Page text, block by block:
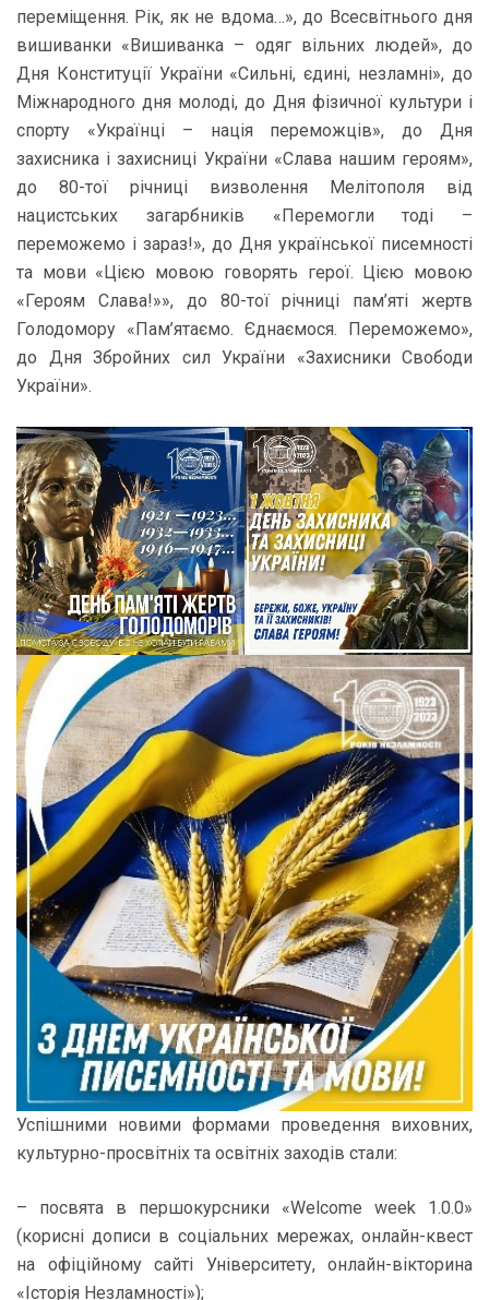
переміщення. Рік, як не вдома…», до Всесвітнього дня
вишиванки «Вишиванка – одяг вільних людей», до
Дня Конституції України «Сильні, єдині, незламні», до
Міжнародного дня молоді, до Дня фізичної культури і
спорту «Українці – нація переможців», до Дня
захисника і захисниці України «Слава нашим героям»,
до 80-тої річниці визволення Мелітополя від
нацистських загарбників «Перемогли тоді –
переможемо і зараз!», до Дня української писемності
та мови «Цією мовою говорять герої. Цією мовою
«Героям Слава!»», до 80-тої річниці пам’яті жертв
Голодомору «Пам’ятаємо. Єднаємося. Переможемо»,
до Дня Збройних сил України «Захисники Свободи
України».
Успішними новими формами проведення виховних,
культурно-просвітніх та освітніх заходів стали:
– посвята в першокурсники «Welcome week 1.0.0»
(корисні дописи в соціальних мережах, онлайн-квест
на офіційному сайті Університету, онлайн-вікторина
«Історія Незламності»);